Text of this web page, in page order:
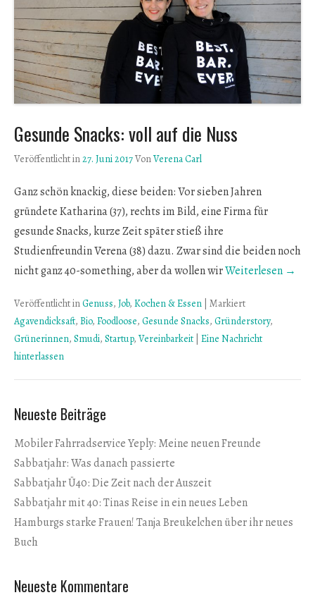
Gesunde Snacks: voll auf die Nuss
Veröffentlicht in27. Juni 2017VonVerena Carl
Ganz schön knackig, diese beiden: Vor sieben Jahren
gründete Katharina (37), rechts im Bild, eine Firma für
gesunde Snacks, kurze Zeit später stieß ihre
Studienfreundin Verena (38) dazu. Zwar sind die beiden noch
nicht ganz 40-something, aber da wollen wirWeiterlesen →
Veröffentlicht inGenuss, Job, Kochen & Essen Markiert
Agavendicksaft, Bio, Foodloose, Gesunde Snacks, Gründerstory,
Grünerinnen, Smudi, Startup, Vereinbarkeit Eine Nachricht
hinterlassen
Neueste Beiträge
Mobiler Fahrradservice Yeply: Meine neuen Freunde
Sabbatjahr: Was danach passierte
Sabbatjahr Ü40: Die Zeit nach der Auszeit
Sabbatjahr mit 40: Tinas Reise in ein neues Leben
Hamburgs starke Frauen! Tanja Breukelchen über ihr neues
Buch
Neueste Kommentare